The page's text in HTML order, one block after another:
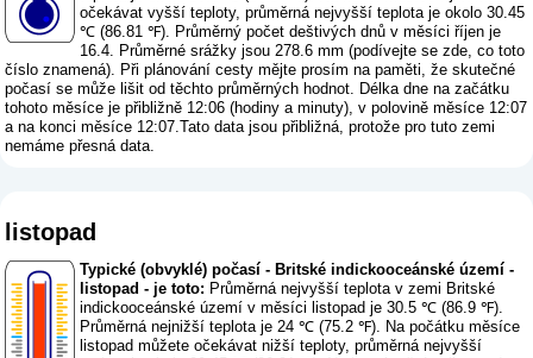
očekávat vyšší teploty, průměrná nejvyšší teplota je okolo 30.45
℃ (86.81 ℉). Průměrný počet deštivých dnů v měsíci říjen je
16.4. Průměrné srážky jsou 278.6 mm (podívejte se zde, co toto
číslo znamená). Při plánování cesty mějte prosím na paměti, že skutečné
počasí se může lišit od těchto průměrných hodnot. Délka dne na začátku
tohoto měsíce je přibližně 12:06 (hodiny a minuty), v polovině měsíce 12:07
a na konci měsíce 12:07.Tato data jsou přibližná, protože pro tuto zemi
nemáme přesná data.
listopad
Typické (obvyklé) počasí - Britské indickooceánské území -
listopad - je toto: Průměrná nejvyšší teplota v zemi Britské
indickooceánské území v měsíci listopad je 30.5 ℃ (86.9 ℉).
Průměrná nejnižší teplota je 24 ℃ (75.2 ℉). Na počátku měsíce
listopad můžete očekávat nižší teploty, průměrná nejvyšší